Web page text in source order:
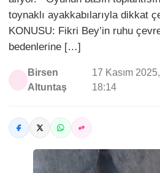
toynaklı ayakkabılarıyla dikkat
KONUSU: Fikri Bey’in ruhu
bedenlerine […]
Birsen
Altuntaş
17 Kasım
18:14